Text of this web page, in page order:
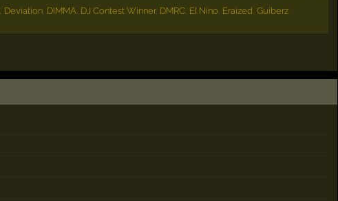
Deviation, DIMMA DJ Contest Winner, DMRC, El Nino Eraized Guiberz,